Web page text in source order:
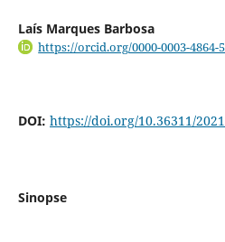
Laís Marques Barbosa
https://orcid.org/0000-0003-4864-
DOI: https://doi.org/10.36311/
Sinopse